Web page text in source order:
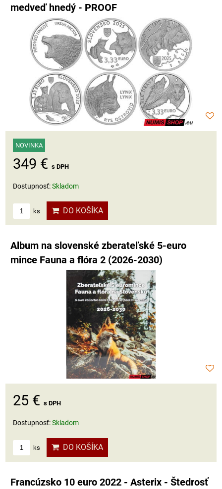
medveď hnedý - PROOF
NOVINKA
349 € s DPH
Dostupnosť:Skladom
ks DO KOŠÍKA
Album na slovenské zberateľské 5-euro
mince Fauna a flóra 2 (2026-2030)
25 € s DPH
Dostupnosť:Skladom
ks DO KOŠÍKA
Francúzsko 10 euro 2022 - Asterix - Štedrosť